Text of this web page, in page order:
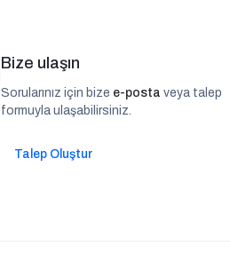
Bize ulaşın
Sorularınız için bize e-posta veya talep
formuyla ulaşabilirsiniz.
Talep Oluştur